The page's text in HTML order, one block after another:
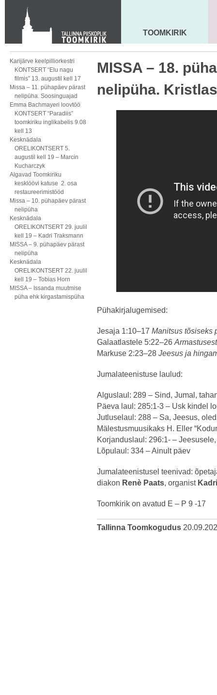
KONTAKT
Toom-Kooli 6, 10130 TALLINN
tallinna.toom@eelk.ee
MAARJA KIRIK
TOOMKIRIK
Karijärve keelpilliorkestri
KONTSERT “Elu nagu
filmis” 13. augustil kell 17
Missa – 11. pühapäev pärast
nelipüha. Soosinguajad
Emma Bachmayeri loovtöö
KONTSERT “Paradiis”
toomkiriku inglikabelis 9.08
kell 13
Kesknädala
ORELIKONTSERT 5.
augustil kell 19 – Marcin
Kucharczyk
Algavad Toomkiriku
kesklöövi katuse 2. osa
restaureerimistööd
Missa – 10. pühapäev pärast
nelipüha
Kesknädala
ORELIKONTSERT 29. juulil
kell 19 – Kadri Traksmann
MISSA – 9. pühapäev pärast
nelipüha
Kesknädala
ORELIKONTSERT 22. juulil
kell 19 – Tobias Horn
MISSA – Issanda muutmise
püha ehk kirgastamispüha
MISSA – 18.
nelipüha.
Pühakirjalugemised:
Jesaja 1:10–17 Manitsus tõsiseks
Galaatlastele 5:22–26
Markuse 2:23–28 Jeesus ja
Jumalateenistuse laulud:
Alguslaul: 289 – Sind, Jumal,
Päeva laul: 285:1-3 – Usk kindel
Jutluselaul: 288 – Sa, Jeesus,
Mälestusmuusikaks H. Eller
Korjanduslaul: 296:1- –
Lõpulaul: 334 – Ainult päev
Jumalateenistusel teenivad:
diakon Renè Paats, organist
Toomkirik on avatud E – P 9 -17
Tallinna Toomkogudus